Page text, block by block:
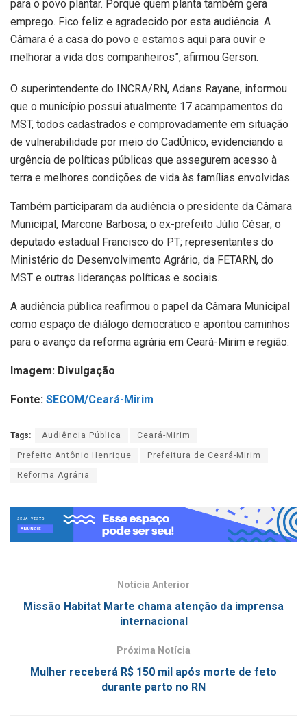
para o povo plantar. Porque quem planta também gera
emprego. Fico feliz e agradecido por esta audiência. A
Câmara é a casa do povo e estamos aqui para ouvir e
melhorar a vida dos companheiros”, afirmou Gerson.
O superintendente do INCRA/RN, Adans Rayane, informou
que o município possui atualmente 17 acampamentos do
MST, todos cadastrados e comprovadamente em situação
de vulnerabilidade por meio do CadÚnico, evidenciando a
urgência de políticas públicas que assegurem acesso à
terra e melhores condições de vida às famílias envolvidas.
Também participaram da audiência o presidente da Câmara
Municipal, Marcone Barbosa; o ex-prefeito Júlio César; o
deputado estadual Francisco do PT; representantes do
Ministério do Desenvolvimento Agrário, da FETARN, do
MST e outras lideranças políticas e sociais.
A audiência pública reafirmou o papel da Câmara Municipal
como espaço de diálogo democrático e apontou caminhos
para o avanço da reforma agrária em Ceará-Mirim e região.
Imagem: Divulgação
Fonte: SECOM/Ceará-Mirim
Tags: Audiência Pública Ceará-Mirim
Prefeito Antônio Henrique Prefeitura de Ceará-Mirim
Reforma Agrária
Notícia Anterior
Missão Habitat Marte chama atenção da imprensa
internacional
Próxima Notícia
Mulher receberá R$ 150 mil após morte de feto
durante parto no RN